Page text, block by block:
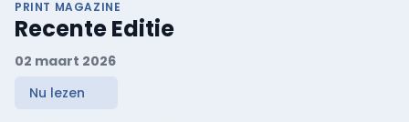
PRINT MAGAZINE
Recente Editie
02 maart 2026
Nu lezen